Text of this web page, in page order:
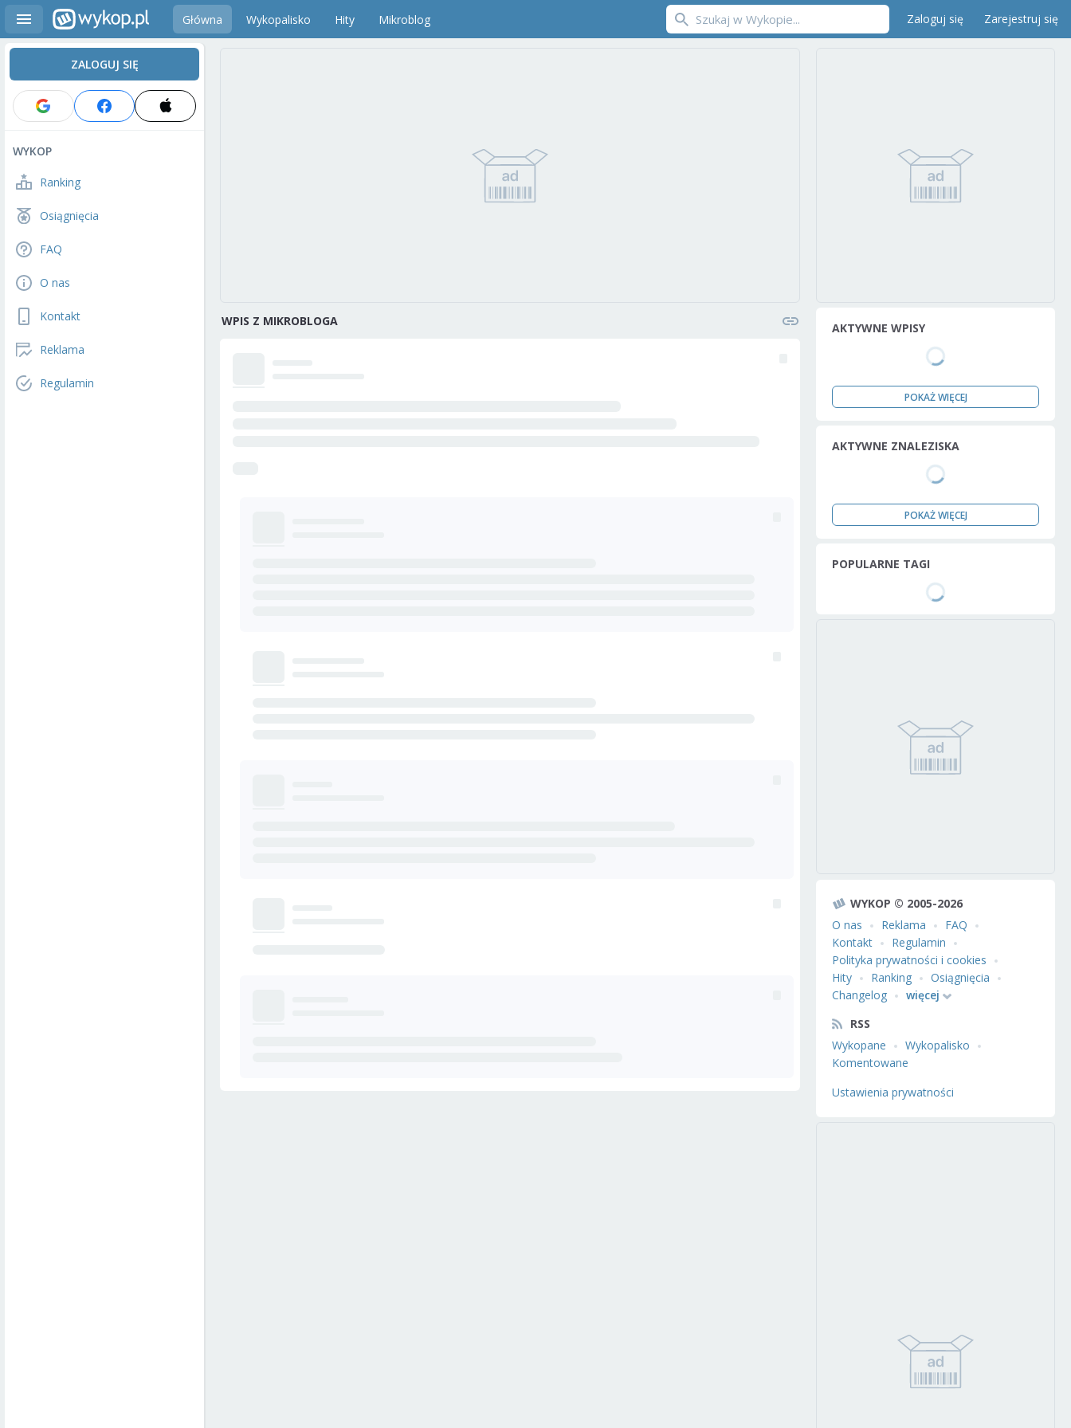
Główna Wykopalisko Hity Mikroblog Zaloguj się Zarejestruj się
ZALOGUJ SIĘ
WYKOP
Ranking
Osiągnięcia
FAQ
O nas
Kontakt
Reklama
Regulamin
WPIS Z MIKROBLOGA AKTYWNE WPISY
POKAŻ WIĘCEJ
AKTYWNE ZNALEZISKA
POKAŻ WIĘCEJ
POPULARNE TAGI
WYKOP © 2005-2026
O nas
Reklama
FAQ
Kontakt
Regulamin
Polityka prywatności i cookies
Hity
Ranking
Osiągnięcia
Changelog
więcej
RSS
Wykopane
Wykopalisko
Komentowane
Ustawienia prywatności